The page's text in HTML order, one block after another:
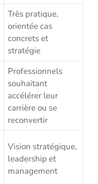
Très pratique,
orientée cas
concrets et
stratégie
Professionnels
souhaitant
accélérer leur
carrière ou se
reconvertir
Vision stratégique,
leadership et
management